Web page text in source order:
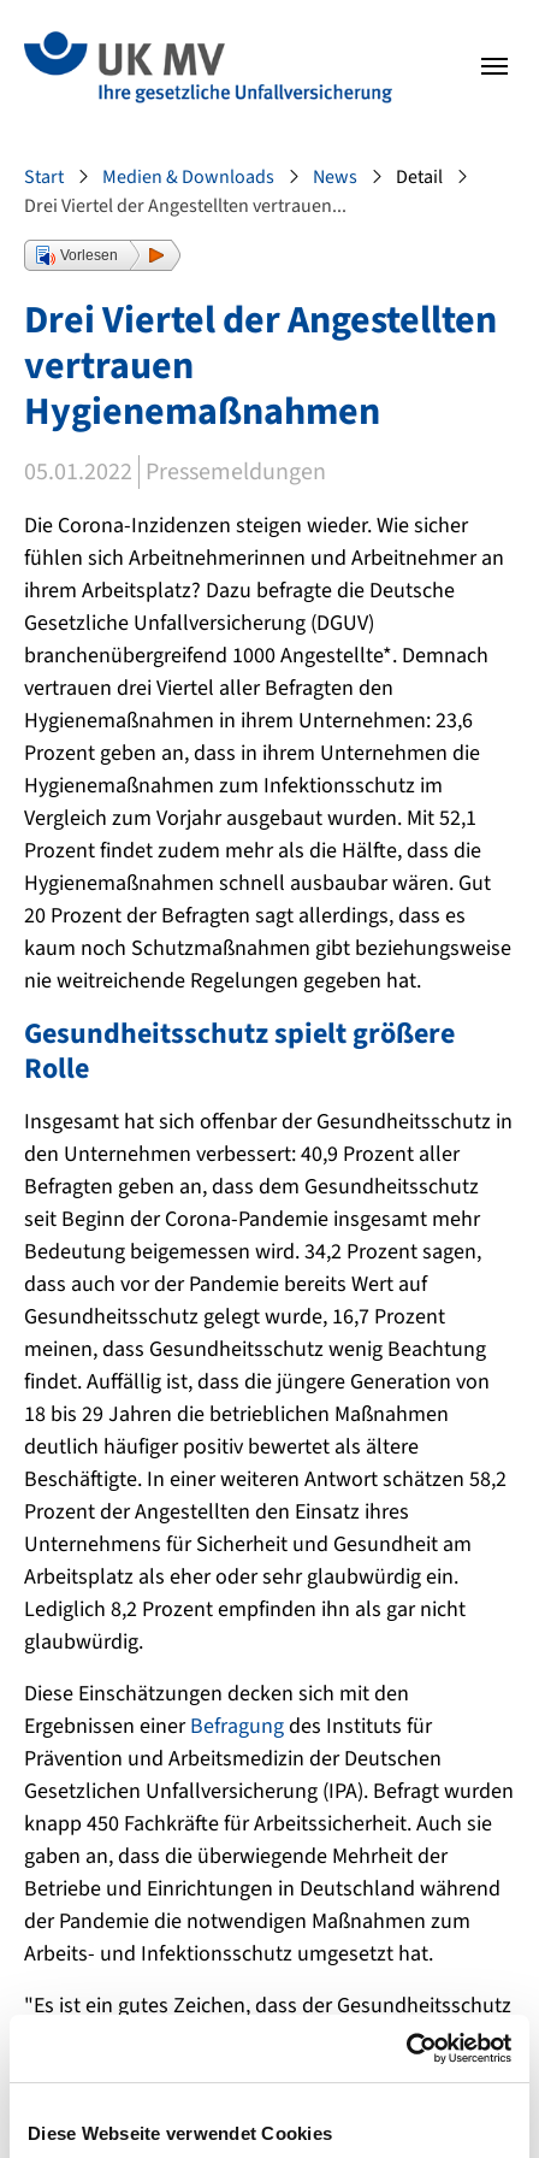
Diese Webseite verwendet Cookies
Sie sind hier:
Start Medien & Downloads News
Detail
Drei Viertel der Angestellten vertrauen...
Vorlesen
Drei Viertel der Angestellten
vertrauen
Hygienemaßnahmen
05.01.2022 Pressemeldungen
Die Corona-Inzidenzen steigen wieder. Wie sicher
fühlen sich Arbeitnehmerinnen und Arbeitnehmer an
ihrem Arbeitsplatz? Dazu befragte die Deutsche
Gesetzliche Unfallversicherung (DGUV)
branchenübergreifend 1000 Angestellte*. Demnach
vertrauen drei Viertel aller Befragten den
Hygienemaßnahmen in ihrem Unternehmen: 23,6
Prozent geben an, dass in ihrem Unternehmen die
Hygienemaßnahmen zum Infektionsschutz im
Vergleich zum Vorjahr ausgebaut wurden. Mit 52,1
Prozent findet zudem mehr als die Hälfte, dass die
Hygienemaßnahmen schnell ausbaubar wären. Gut
20 Prozent der Befragten sagt allerdings, dass es
kaum noch Schutzmaßnahmen gibt beziehungsweise
nie weitreichende Regelungen gegeben hat.
Gesundheitsschutz spielt größere
Rolle
Insgesamt hat sich offenbar der Gesundheitsschutz in
den Unternehmen verbessert: 40,9 Prozent aller
Befragten geben an, dass dem Gesundheitsschutz
seit Beginn der Corona-Pandemie insgesamt mehr
Bedeutung beigemessen wird. 34,2 Prozent sagen,
dass auch vor der Pandemie bereits Wert auf
Gesundheitsschutz gelegt wurde, 16,7 Prozent
meinen, dass Gesundheitsschutz wenig Beachtung
findet. Auffällig ist, dass die jüngere Generation von
18 bis 29 Jahren die betrieblichen Maßnahmen
deutlich häufiger positiv bewertet als ältere
Beschäftigte. In einer weiteren Antwort schätzen 58,2
Prozent der Angestellten den Einsatz ihres
Unternehmens für Sicherheit und Gesundheit am
Arbeitsplatz als eher oder sehr glaubwürdig ein.
Lediglich 8,2 Prozent empfinden ihn als gar nicht
glaubwürdig.
Diese Einschätzungen decken sich mit den
Ergebnissen einerBefragungdes Instituts für
Prävention und Arbeitsmedizin der Deutschen
Gesetzlichen Unfallversicherung (IPA). Befragt wurden
knapp 450 Fachkräfte für Arbeitssicherheit. Auch sie
gaben an, dass die überwiegende Mehrheit der
Betriebe und Einrichtungen in Deutschland während
der Pandemie die notwendigen Maßnahmen zum
Arbeits- und Infektionsschutz umgesetzt hat.
"Es ist ein gutes Zeichen, dass der Gesundheitsschutz
eine gewichtigere Rolle im betrieblichen Umfeld zu
spielen scheint, als dies noch vor der Pandemie der
Kommunikation der Deutschen Gesetzlichen